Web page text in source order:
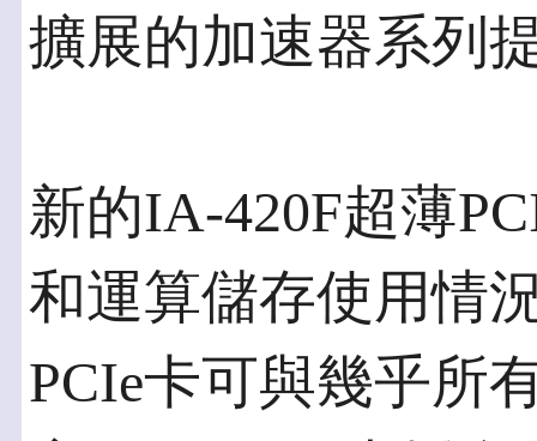
擴展的加速器系列
新的IA-420F超薄
和運算儲存使用情
PCIe卡可與幾乎所